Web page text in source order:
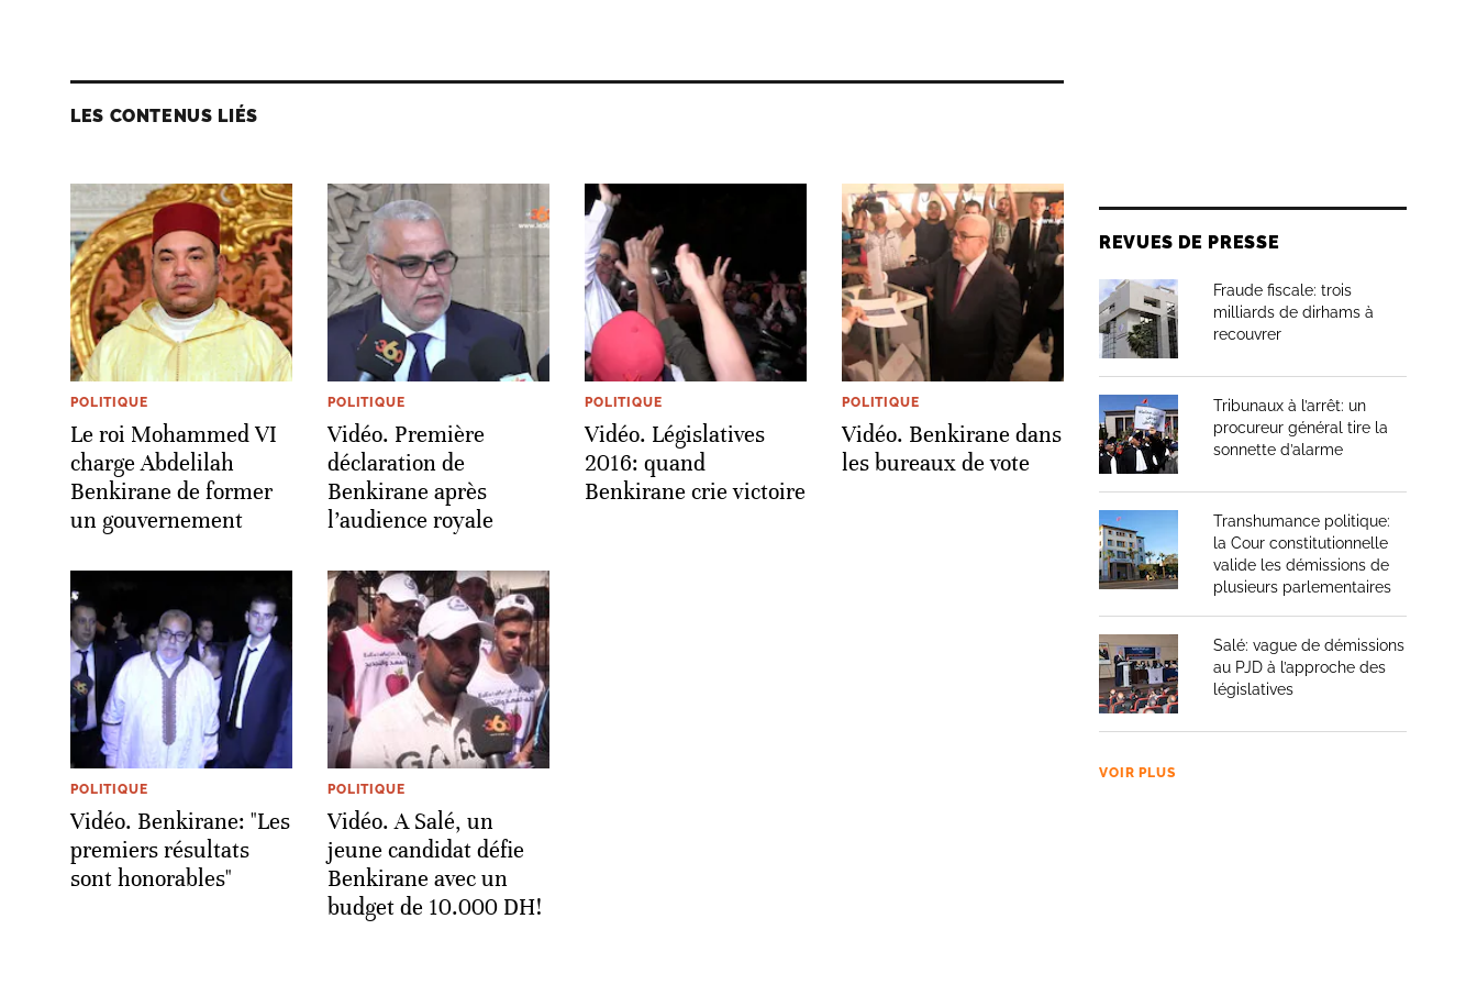
LES CONTENUS LIÉS
POLITIQUE
Le roi Mohammed VI
charge Abdelilah
Benkirane de former
un gouvernement
POLITIQUE
Vidéo. Première
déclaration de
Benkirane après
l’audience royale
POLITIQUE
Vidéo. Législatives
2016: quand
Benkirane crie victoire
POLITIQUE
Vidéo. Benkirane dans
les bureaux de vote
POLITIQUE
Vidéo. Benkirane: "Les
premiers résultats
sont honorables"
POLITIQUE
Vidéo. A Salé, un
jeune candidat défie
Benkirane avec un
budget de 10.000 DH!
REVUES DE PRESSE
Fraude fiscale: trois
milliards de dirhams à
recouvrer
Tribunaux à l’arrêt: un
procureur général tire la
sonnette d’alarme
Transhumance politique:
la Cour constitutionnelle
valide les démissions de
plusieurs parlementaires
Salé: vague de démissions
au PJD à l’approche des
législatives
VOIR PLUS